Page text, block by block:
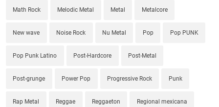
Math Rock Melodic Metal Metal Metalcore
New wave Noise Rock Nu Metal Pop Pop PUNK
Pop Punk Latino Post-Hardcore Post-Metal
Post-grunge Power Pop Progressive Rock Punk
Rap Metal Reggae Reggaeton Regional mexicana